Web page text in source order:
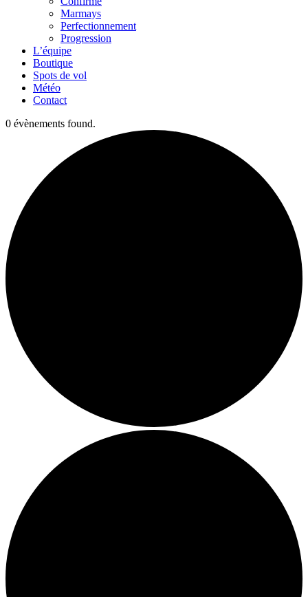
Marmays
Perfectionnement
Progression
L’équipe
Boutique
Spots de vol
Météo
Contact
0 évènements found.